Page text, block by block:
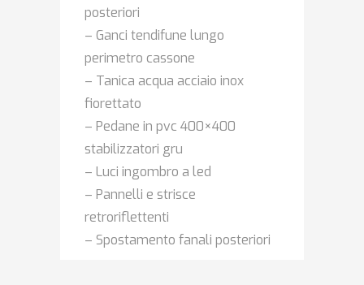
posteriori
– Ganci tendifune lungo
perimetro cassone
– Tanica acqua acciaio inox
fiorettato
– Pedane in pvc 400×400
stabilizzatori gru
– Luci ingombro a led
– Pannelli e strisce
retroriflettenti
– Spostamento fanali posteriori